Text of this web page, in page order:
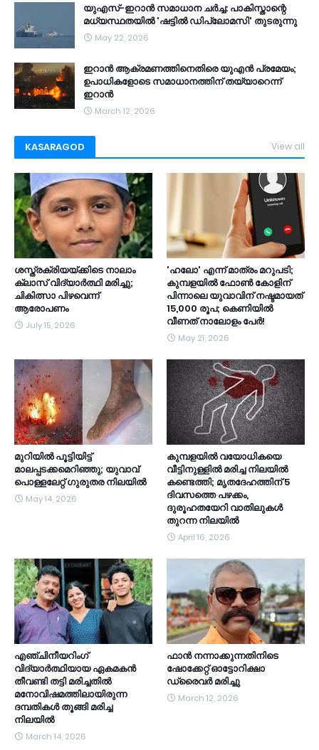
യുഎസ്-ഇറാൻ സമാധാന ചർച്ച: പാകിസ്താന്റെ
മധ്യസ്ഥതയിൽ 'ഷട്ടിൽ ഡിപ്ലോമസി' തുടരുന്നു
May 22, 2026
ഇറാൻ ആക്രമണത്തിനെതിരെ യുഎൻ പ്രമേയം;
ഉപാധികളോടെ സമാധാനത്തിന് തയ്യാറെന്ന്
ഇറാൻ
March 12, 2026
KASARAGOD View all
ശസ്ത്രക്രിയയ്ക്കിടെ നാലാം
ക്ലാസ് വിദ്യാർത്ഥി മരിച്ചു;
ചികിത്സാ പിഴവെന്ന്
ആരോപണം
July 15, 2026
​'ഹലോ' എന്ന് മാത്രം മറുപടി;
കുമ്പളയിൽ ഫോൺ കോളിന്
പിന്നാലെ യുവാവിന് നഷ്ടമായത്
15,000 രൂപ; കെണിയിൽ
വീണത് നാലോളം പേർ!
May 21, 2026
മുറിയില്‍ പൂട്ടിയിട്ട്
മാലപ്പടക്കമെറിഞ്ഞു; യുവാവ്
പൊള്ളലേറ്റ് ഗുരുതര നിലയില്‍
May 14, 2026
കുമ്പളയിൽ വയോധികയെ
വീട്ടിനുള്ളിൽ മരിച്ച നിലയിൽ
കണ്ടെത്തി; മൃതദേഹത്തിന് 5
ദിവസത്തെ പഴക്കം,
ദുരൂഹതയേറി വാതിലുകൾ
തുറന്ന നിലയിൽ
April 16, 2026
എഞ്ചിനീയറിംഗ്
വിദ്യാര്‍ത്ഥിയായ ഏകമകന്‍
തീവണ്ടി തട്ടി മരിച്ചതില്‍
മനോവിഷമത്തിലായിരുന്ന
ദമ്പതികള്‍ തൂങ്ങി മരിച്ച
നിലയില്‍
March 14, 2026
ഫാൻ നന്നാക്കുന്നതിനിടെ
ഷോക്കേറ്റ് ഓട്ടോറിക്ഷാ
ഡ്രൈവർ മരിച്ചു
March 12, 2026